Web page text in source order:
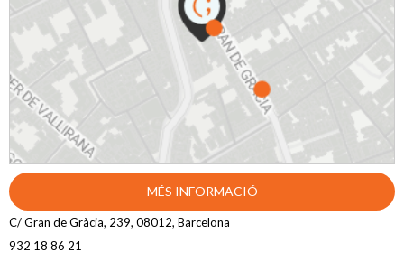
MÉS INFORMACIÓ
C/ Gran de Gràcia, 239, 08012, Barcelona
932 18 86 21